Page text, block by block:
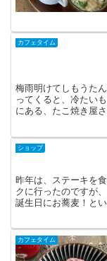
カフェタイム
梅雨明けてしもうた
ってくると、冷たい
にある、たこ焼き屋
ショップ
昨年は、ステーキを
クに行ったのですが
誕生日にお蕎麦！と
カフェタイム